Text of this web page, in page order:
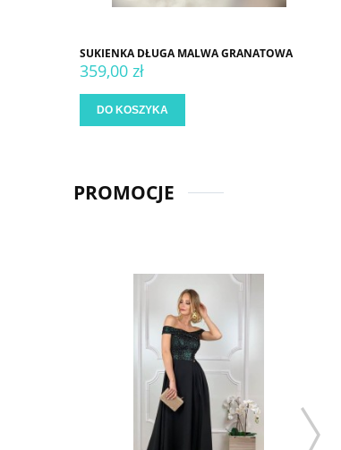
SUKIENKA DŁUGA MALWA GRANATOWA
359,00 zł
DO KOSZYKA
PROMOCJE